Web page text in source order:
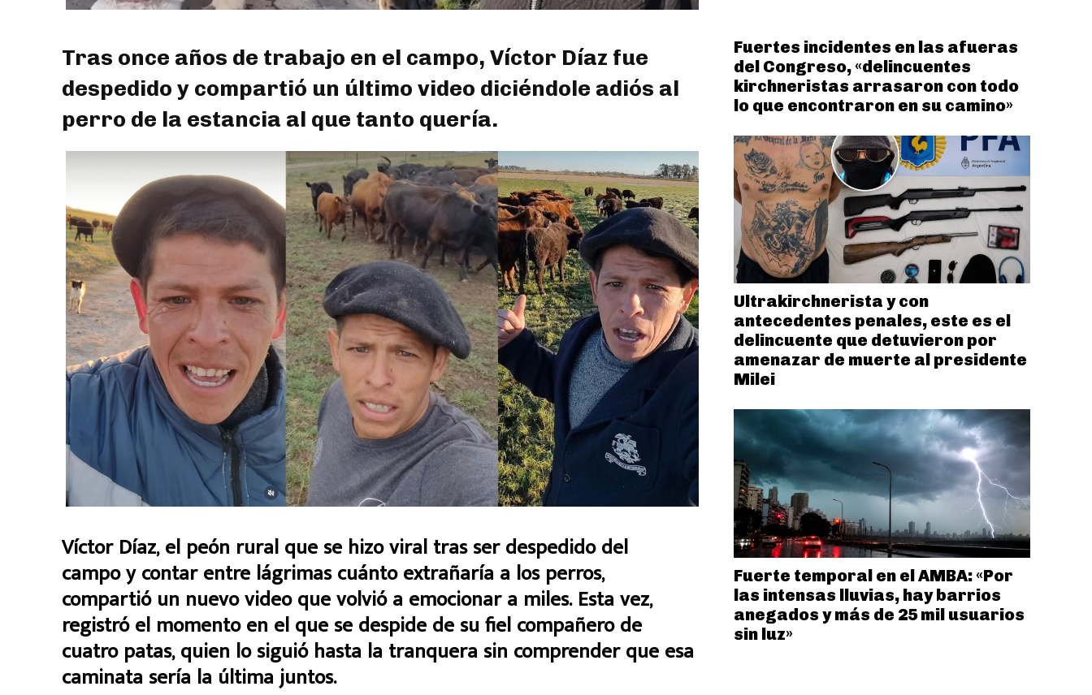
Tras once años de trabajo en el campo, Víctor Díaz fue
despedido y compartió un último video diciéndole adiós al
perro de la estancia al que tanto quería.
Víctor Díaz, el peón rural que se hizo viral tras ser despedido del
campo y contar entre lágrimas cuánto extrañaría a los perros,
compartió un nuevo video que volvió a emocionar a miles. Esta vez,
registró el momento en el que se despide de su fiel compañero de
cuatro patas, quien lo siguió hasta la tranquera sin comprender que esa
caminata sería la última juntos.
Fuertes incidentes en las afueras
del Congreso, «delincuentes
kirchneristas arrasaron con todo
lo que encontraron en su camino»
Ultrakirchnerista y con
antecedentes penales, este es el
delincuente que detuvieron por
amenazar de muerte al presidente
Milei
Fuerte temporal en el AMBA: «Por
las intensas lluvias, hay barrios
anegados y más de 25 mil usuarios
sin luz»